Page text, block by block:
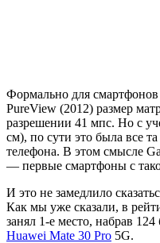
Формально для
PureView (2012) размер
разрешении 41 мпс. Но с
см), по сути это была все
телефона. В этом смысле
— первые смартфоны с
И это не замедлило
Как мы уже сказали, в
занял 1-е место, набрав
Huawei Mate 30 Pro 5G.